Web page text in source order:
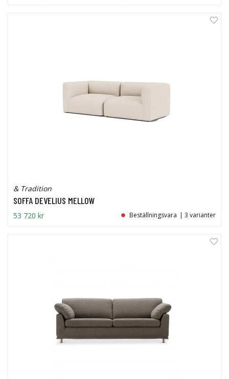
& Tradition
SOFFA DEVELIUS MELLOW
53 720 kr Beställningsvara | 3 varianter